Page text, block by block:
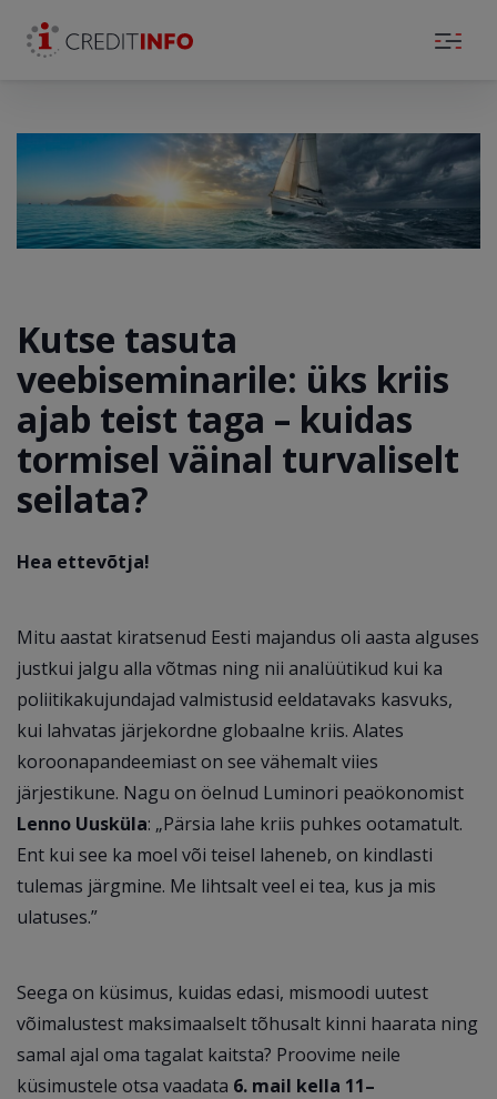
Kutse tasuta
veebiseminarile: üks kriis
ajab teist taga – kuidas
tormisel väinal turvaliselt
seilata?
Hea ettevõtja!
Mitu aastat kiratsenud Eesti majandus oli aasta alguses
justkui jalgu alla võtmas ning nii analüütikud kui ka
poliitikakujundajad valmistusid eeldatavaks kasvuks,
kui lahvatas järjekordne globaalne kriis. Alates
koroonapandeemiast on see vähemalt viies
järjestikune. Nagu on öelnud Luminori peaökonomist
Lenno Uusküla: „Pärsia lahe kriis puhkes ootamatult.
Ent kui see ka moel või teisel laheneb, on kindlasti
tulemas järgmine. Me lihtsalt veel ei tea, kus ja mis
ulatuses.”
Seega on küsimus, kuidas edasi, mismoodi uutest
võimalustest maksimaalselt tõhusalt kinni haarata ning
samal ajal oma tagalat kaitsta? Proovime neile
küsimustele otsa vaadata 6. mail kella 11–